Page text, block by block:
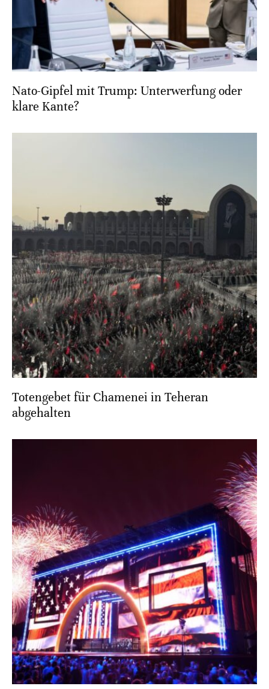
Nato-Gipfel mit Trump: Unterwerfung oder
klare Kante?
Totengebet für Chamenei in Teheran
abgehalten